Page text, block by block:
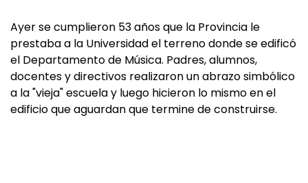
Ayer se cumplieron 53 años que la Provincia le
prestaba a la Universidad el terreno donde se edificó
el Departamento de Música. Padres, alumnos,
docentes y directivos realizaron un abrazo simbólico
a la "vieja" escuela y luego hicieron lo mismo en el
edificio que aguardan que termine de construirse.